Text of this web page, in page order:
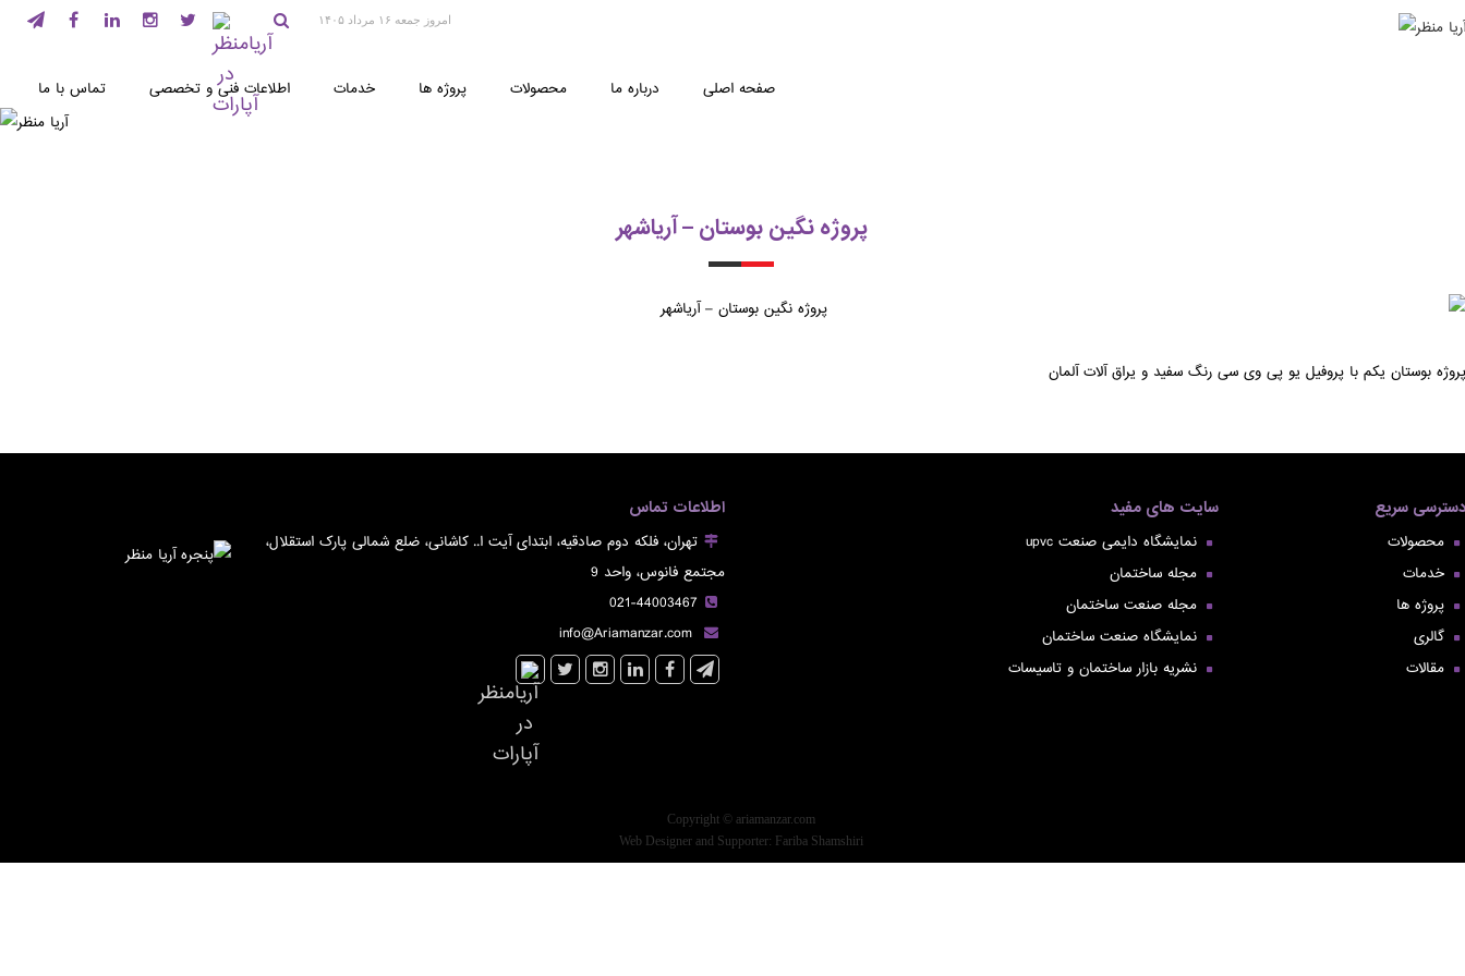
امروز جمعه ۱۶ مرداد ۱۴۰۵
صفحه اصلی درباره ما محصولات پروژه ها خدمات اطلاعات فنی و تخصصی تماس با ما
پروژه نگین بوستان – آریاشهر
پروژه بوستان یکم با پروفیل یو پی وی سی رنگ سفید و یراق آلات آلمان
دسترسی سریع
محصولات
خدمات
پروژه ها
گالری
مقالات
سایت های مفید
نمایشگاه دایمی صنعت upvc
مجله ساختمان
مجله صنعت ساختمان
نمایشگاه صنعت ساختمان
نشریه بازار ساختمان و تاسیسات
اطلاعات تماس
تهران، فلکه دوم صادقیه، ابتدای آیت ا.. کاشانی، ضلع شمالی پارک استقلال،
مجتمع فانوس، واحد 9
021-44003467
Copyright © ariamanzar.com
Web Designer and Supporter: Fariba Shamshiri